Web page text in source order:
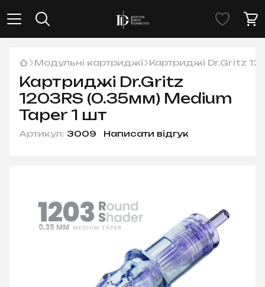
Модульні картриджі Картриджі Dr.Gritz
Картриджі Dr.Gritz
1203RS (0.35мм) Medium
Taper 1 шт
Артикул: 3009 Написати відгук